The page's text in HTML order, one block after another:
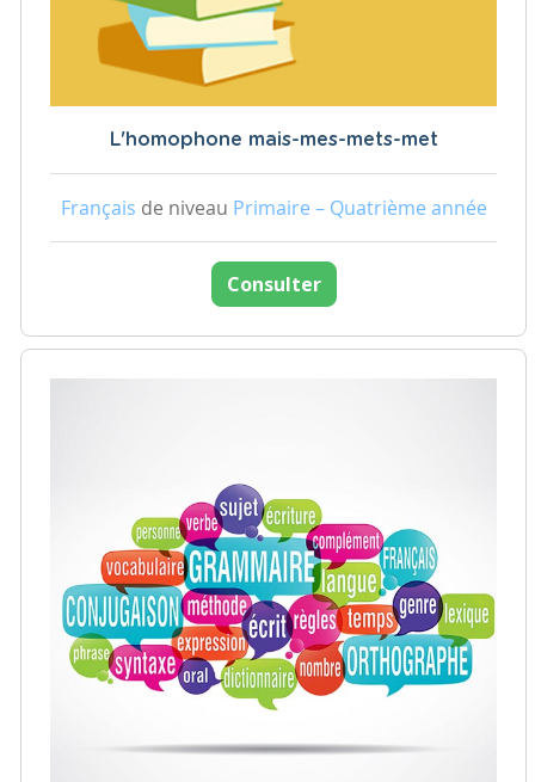
L'homophone mais-mes-mets-met
Français de niveau Primaire – Quatrième année
Consulter